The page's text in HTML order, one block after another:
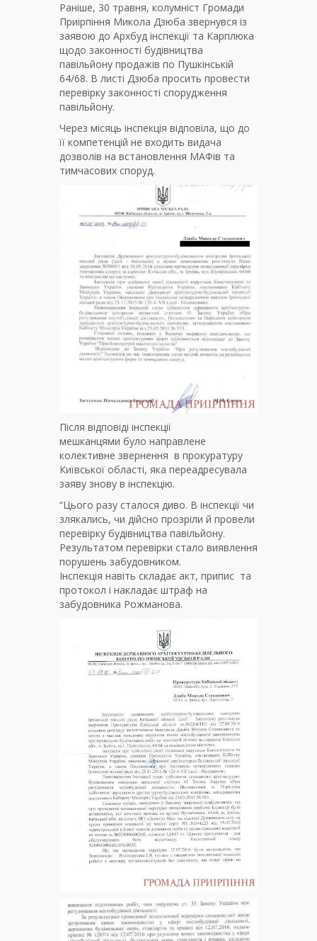
Раніше, 30 травня, колумніст Громади
Приірпіння Микола Дзюба звернувся із
заявою до Архбуд інспекції та Карплюка
щодо законності будівництва
павільйону продажів по Пушкінській
64/68. В листі Дзюба просить провести
перевірку законності спорудження
павільйону.
Через місяць інспекція відповіла, що до
її компетенцій не входить видача
дозволів на встановлення МАФів та
тимчасових споруд.
Після відповіді інспекції
мешканцями було направлене
колективне звернення в прокуратуру
Київської області, яка переадресувала
заяву знову в інспекцію.
“Цього разу сталося диво. В інспекції чи
злякались, чи дійсно прозріли й провели
перевірку будівництва павільйону.
Результатом перевірки стало виявлення
порушень забудовником.
Інспекція навіть складає акт, припис та
протокол і накладає штраф на
забудовника Рожманова.